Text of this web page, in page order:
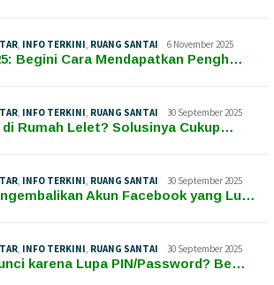
, INFO TERKINI, RUANG SANTAI 6 November 2025
Begini Cara Mendapatkan Pengh…
, INFO TERKINI, RUANG SANTAI 30 September 2025
Rumah Lelet? Solusinya Cukup…
, INFO TERKINI, RUANG SANTAI 30 September 2025
Akun Facebook yang Lu…
, INFO TERKINI, RUANG SANTAI 30 September 2025
karena Lupa PIN/Password? Be…